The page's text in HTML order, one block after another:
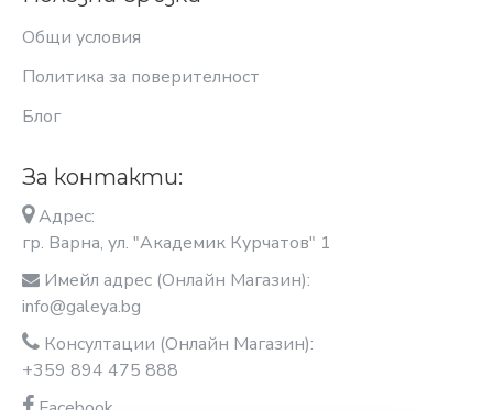
Общи условия
Политика за поверителност
Блог
За контакти:
Адрес:
гр. Варна, ул. "Академик Курчатов" 1
Имейл адрес (Онлайн Магазин):
info@galeya.bg
Консултации (Онлайн Магазин):
+359 894 475 888